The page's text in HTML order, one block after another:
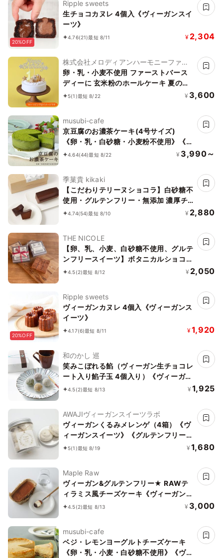
20%OFF
Ripple sweets
生チョコカヌレ 4個入《ヴィーガンスイ
ーツ》
4.76(21)最短 8/11 ¥ 2,304
株式会社メロディアンハーモニーファイ
ン
卵・乳・小麦不使用 ファーストバース
ディーに 玄米粉のホールケーキ 夏の贈
り物に
5(1)最短 8/22 ¥ 3,600
musubi-cafe
京豆腐のお濃茶ケーキ(4号サイズ)
《卵・乳・白砂糖・小麦粉不使用》《ヴ
ィーガンスイーツ・ヴィーガンケーキ》
4.64(44)最短 8/22 ¥ 3,990～
季菓貴 kikaki
【こだわりテリーヌショコラ】白砂糖不
使用・グルテンフリー・無添加 濃厚チ
ョコレートケーキ ガトーショコラ
4.74(54)最短 8/10 ¥ 2,880
THE NICOLE
【卵、乳、小麦、白砂糖不使用、グルテ
ンフリースイーツ】ボタニカルショコラ
京豆腐生チョコ 《ヴィーガンスイー
4.5(2)最短 8/12 ¥ 2,050
20%OFF
Ripple sweets
ヴィーガンカヌレ 4個入《ヴィーガンス
イーツ》
4.17(6)最短 8/11 ¥1,920
和のかし 巡
笑みこぼれる餡（ヴィーガン生チョコレ
ート入り餡子玉 4個入り）《ヴィーガン
スイーツ》
4.5(2)最短 8/13 ¥ 1,925
AWAJIヴィーガンスイーツラボ
ヴィーガンくるみメレンゲ（4箱）《ヴ
ィーガンスイーツ》《グルテンフリー》
《アレルギー考慮》
5(1)最短 8/19 ¥ 1,680
Maple Raw
ヴィーガン&グルテンフリー★ RAWテ
ィラミス風チーズケーキ《ヴィーガンス
イーツ》
4.5(2)最短 8/13 ¥ 3,000
musubi-cafe
ベジ・レモンヨーグルトチーズケーキ
《卵・乳・小麦・白砂糖不使用》《ヴィ